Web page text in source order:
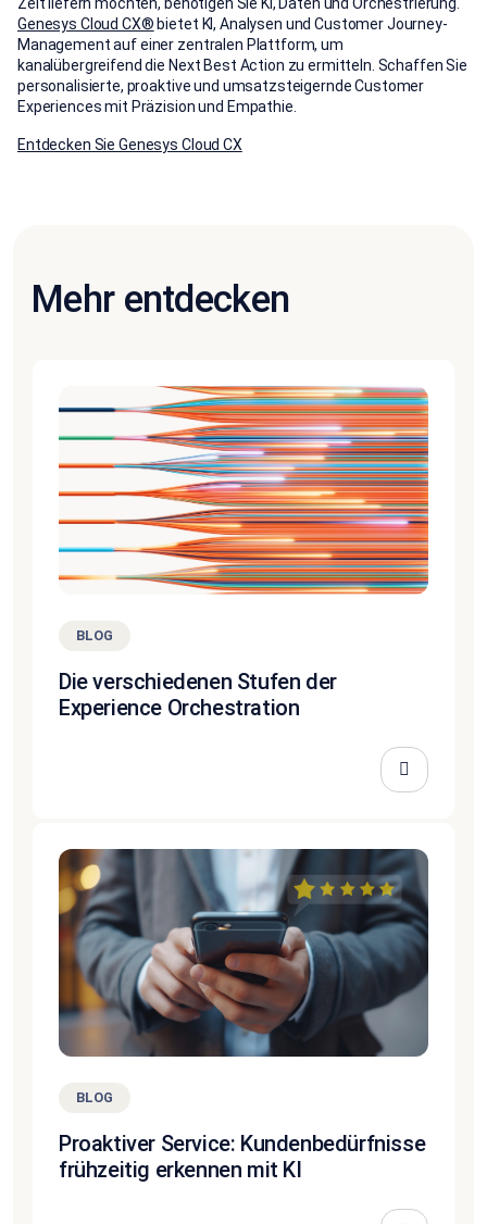
Zeit liefern möchten, benötigen Sie KI, Daten und Orchestrierung.
Genesys Cloud CX® bietet KI, Analysen und Customer Journey-
Management auf einer zentralen Plattform, um
kanalübergreifend die Next Best Action zu ermitteln. Schaffen Sie
personalisierte, proaktive und umsatzsteigernde Customer
Experiences mit Präzision und Empathie.
Entdecken Sie Genesys Cloud CX
Mehr entdecken
BLOG
Die verschiedenen Stufen der
Experience Orchestration
BLOG
Proaktiver Service: Kundenbedürfnisse
frühzeitig erkennen mit KI